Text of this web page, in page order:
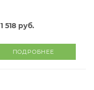
1 518 руб.
ПОДРОБНЕЕ